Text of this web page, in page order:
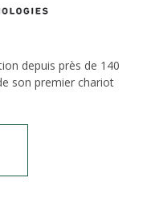
depuis près de 140
son premier chariot